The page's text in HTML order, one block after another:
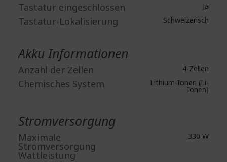
Tastatur eingeschlossen Ja
Tastatur-Lokalisierung Schweizerisch
Akku Informationen
Anzahl der Zellen 4-Zellen
Chemisches System Lithium-Ionen (Li-
Ionen)
Stromversorgung
Maximale
Stromversorgung
Wattleistung
330 W